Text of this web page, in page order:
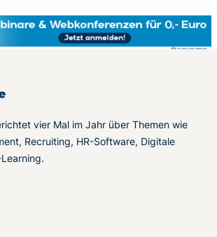
vier Mal im Jahr über Themen wie
Recruiting, HR-Software, Digitale